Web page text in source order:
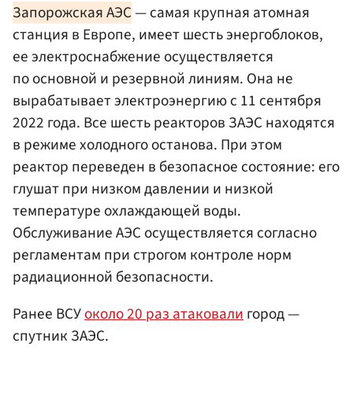
Запорожская АЭС— самая крупная атомная
станция в Европе, имеет шесть энергоблоков,
ее электроснабжение осуществляется
по основной и резервной линиям. Она не
вырабатывает электроэнергию с 11 сентября
2022 года. Все шесть реакторов ЗАЭС находятся
в режиме холодного останова. При этом
реактор переведен в безопасное состояние: его
глушат при низком давлении и низкой
температуре охлаждающей воды.
Обслуживание АЭС осуществляется согласно
регламентам при строгом контроле норм
радиационной безопасности.
Ранее ВСУоколо 20 раз атаковалигород —
спутник ЗАЭС.